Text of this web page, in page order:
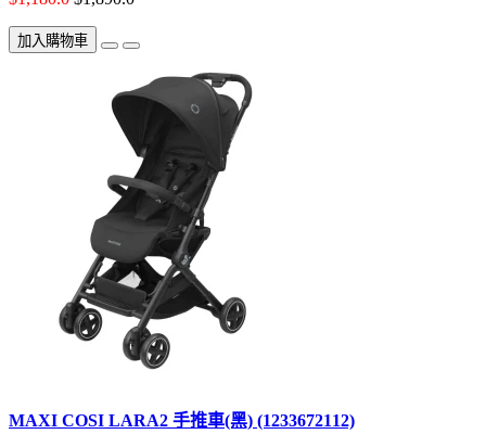
加入購物車
MAXI COSI LARA2 手推車(黑) (1233672112)